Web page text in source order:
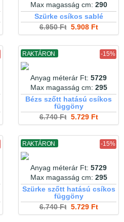
Max magasság cm: 290
Szürke csíkos sablé
6.950 Ft5.908 Ft
RAKTÁRON -15%
Anyag méterár Ft: 5729
Max magasság cm: 295
Bézs szőtt hatású csíkos
függöny
6.740 Ft5.729 Ft
RAKTÁRON -15%
Anyag méterár Ft: 5729
Max magasság cm: 295
Szürke szőtt hatású csíkos
függöny
6.740 Ft5.729 Ft